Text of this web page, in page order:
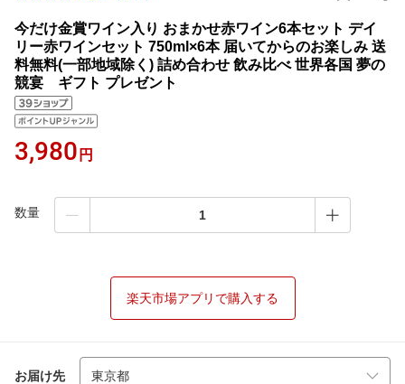
今だけ金賞ワイン入り おまかせ赤ワイン6本セット デイ
リー赤ワインセット 750ml×6本 届いてからのお楽しみ 送
料無料(一部地域除く) 詰め合わせ 飲み比べ 世界各国 夢の
競宴 ギフト プレゼント
3,980 円
数量
楽天市場アプリで購入する
お届け先